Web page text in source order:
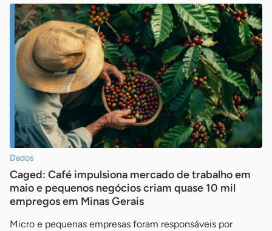
Dados
Caged: Café impulsiona mercado de trabalho em
maio e pequenos negócios criam quase 10 mil
empregos em Minas Gerais
Micro e pequenas empresas foram responsáveis por